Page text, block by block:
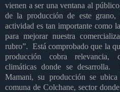
vienen a ser una ventana al
de la producción de este grano,
actividad es tan importante como
para mejorar nuestra
rubro”. Está comprobado que la
producción cobra relevancia,
climáticas donde se desarrolla.
Mamani, su producción se
comuna de Colchane, sector